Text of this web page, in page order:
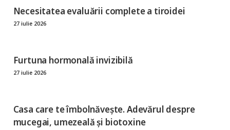
Necesitatea evaluării complete a tiroidei
27 iulie 2026
Furtuna hormonală invizibilă
27 iulie 2026
Casa care te îmbolnăvește. Adevărul despre
mucegai, umezeală și biotoxine